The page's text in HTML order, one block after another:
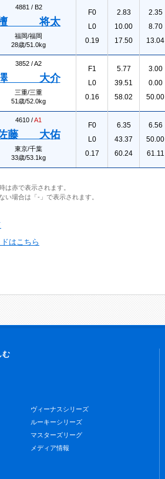
4881 / B2
将太
福岡/福岡
28歳/51.0kg
F0
L0
0.19
2.83
10.00
17.50
2.35
8.70
13.04
3852 /A2
大介
三重/三重
51歳/52.0kg
F1
L0
0.16
5.77
39.51
58.02
3.00
0.00
50.00
4610 /A1
藤 大佑
東京/千葉
33歳/53.1kg
F0
L0
0.17
6.35
43.37
60.24
6.56
50.00
61.11
は赤で表示されます。
い場合は「-」で表示されます。
はこちら
む
ヴィーナスシリーズ
ルーキーシリーズ
マスターズリーグ
メディア情報